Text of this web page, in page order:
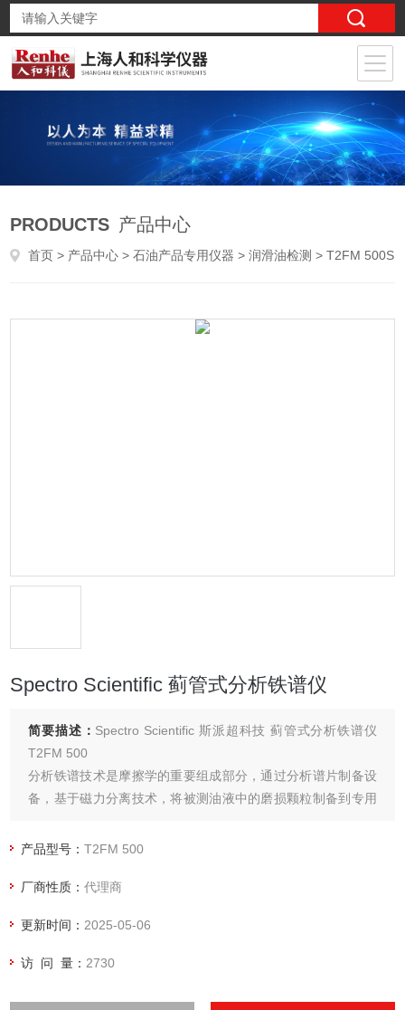
PRODUCTS 产品中心
首页 > 产品中心 >石油产品专用仪器 >润滑油检测 > T2FM 500Spectro Scientific 蓟管式分析铁谱仪
Spectro Scientific 蓟管式分析铁谱仪
简要描述： Spectro Scientific 斯派超科技 蓟管式分析铁谱仪
T2FM 500
分析铁谱技术是摩擦学的重要组成部分，通过分析谱片制备设
备，基于磁力分离技术，将被测油液中的磨损颗粒制备到专用
损颗粒的尺寸、形状、纹理、颜色等形貌特征，直接判定设备
产品型号：T2FM 500
厂商性质：代理商
更新时间： 2025-05-06
访 问 量： 2730